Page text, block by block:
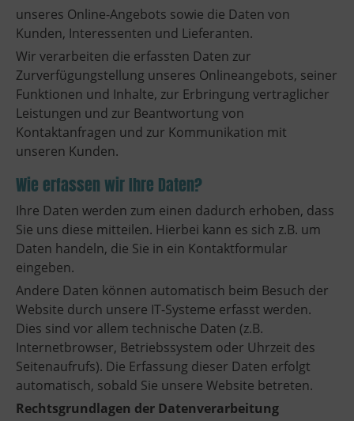
unseres Online-Angebots sowie die Daten von
Kunden, Interessenten und Lieferanten.
Wir verarbeiten die erfassten Daten zur
Zurverfügungstellung unseres Onlineangebots, seiner
Funktionen und Inhalte, zur Erbringung vertraglicher
Leistungen und zur Beantwortung von
Kontaktanfragen und zur Kommunikation mit
unseren Kunden.
Wie erfassen wir Ihre Daten?
Ihre Daten werden zum einen dadurch erhoben, dass
Sie uns diese mitteilen. Hierbei kann es sich z.B. um
Daten handeln, die Sie in ein Kontaktformular
eingeben.
Andere Daten können automatisch beim Besuch der
Website durch unsere IT-Systeme erfasst werden.
Dies sind vor allem technische Daten (z.B.
Internetbrowser, Betriebssystem oder Uhrzeit des
Seitenaufrufs). Die Erfassung dieser Daten erfolgt
automatisch, sobald Sie unsere Website betreten.
Rechtsgrundlagen der Datenverarbeitung